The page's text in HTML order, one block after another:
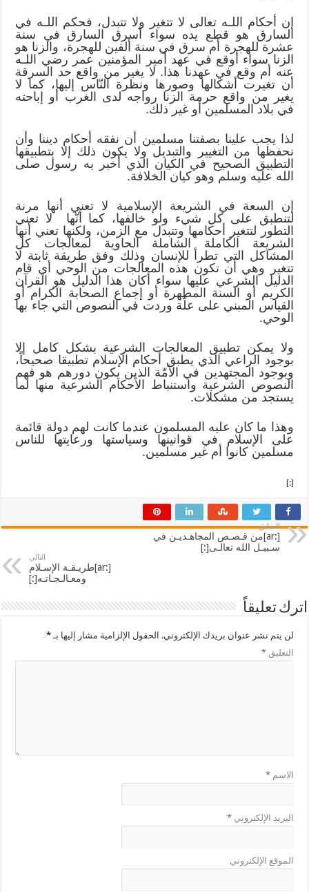
إن أحكام اللـه تعالى لا تتغير ولا تتبدل، فحكم اللـه في
السارق هو قطع يده سواء أسرق السارق في سنة
عشرة للهجرة أم سرق في سنة ألفين للهجرة، والزنا هو
الزنا سواء أوقع في عهد أمير المؤمنين عمر رضي اللـه
عنه أم وقع في عهدنا هذا. لا يغير من واقع حد السرقة
أن تغيرت أشكالها وصورها ونظرة النّاس إليها، كما لا
يغير من واقع حرمة الزنا رواجه لدى الغرب أو إباحته
في بلاد المسلمين أو غير ذلك.
لذا يجب علينا بصفتنا مسلمين أن نفقه أحكام ديننا وأن
نحفظها من التغيير والتبديل ولا يكون ذلك إلا بتطبيقها
التطبيق الصحيح في الكيان الذي أخبر به رسول صلى
الله عليه وسلم وهو كيان الخلافة.
إن السعة في الشريعة الإسلامية لا تعني أنها مرنة
لتنطبق على كل شيء ولو خالفها، كما أنّها لا تعني
التطور لتتغير أحكامها وتتبدل مع الزمن، ولكنها تعني أنها
الشريعة الكاملة الشاملة الحاوية لمعالجات كل
المشاكل التي تطرأ للإنسان وذلك وفق طريقة ثابتة لا
تتغير وهي أن تكون هذه المعالجات من الوحي أي قام
الدليل الشرعي عليها سواء أكان هذا الدليل هو القرآن
الكريم أو السنة المطهرة أو إجماع الصحابة الكرام أو
القياس المبني على علّة وردت في النصوص التي جاء بها
الوحي.
ولا يمكن تطبيق المعالجات الشرعية بشكل كامل إلا
بوجود الراعي الذي يطبق أحكام الإسلام تطبيقا صحيحاً،
وبوجود المجتهدين في الأمّة الذين يكون دورهم هو فهم
النصوص الشرعية واستنباط الأحكام الشرعية منها لما
يستجد من مشكلات.
وهذا ما كان عليه المسلمون عندما كانت لهم دولة قائمة
على الإسلام في قوانينها وسياستها ورعايتها للناس
مسلمين كانوا أم غير مسلمين.
[:]
السابق
[:ar]من قـصـص المجاهـديـن في
سـبيـل الله تعالـى[:]
التالي
[:ar]طريـقـة الإسـلام
ومعـالـجـاتـه[:]
اترك تعليقاً
لن يتم نشر عنوان بريدك الإلكتروني. الحقول الإلزامية مشار إليها بـ*
التعليق*
الاسم*
البريد الإلكتروني*
الموقع الإلكتروني